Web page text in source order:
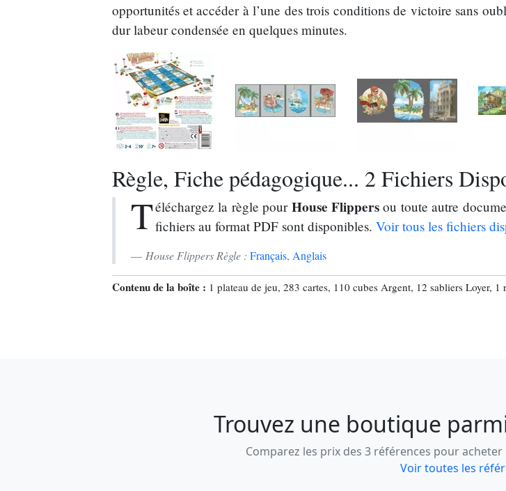
opportunités et accéder à l’une des trois conditions de victoire sans
dur labeur condensée en quelques minutes.
Règle, Fiche pédagogique... 2 Fichiers
Téléchargez la règle pour House Flippers ou toute autre
fichiers au format PDF sont disponibles.Voir tous les fichiers
House Flippers Règle : Français, Anglais
Contenu de la boîte : 1 plateau de jeu, 283 cartes, 110 cubes Argent, 12 sabliers Loyer, 1
Trouvez une boutique
Comparez les prix des 3 références pour
Voir toutes les